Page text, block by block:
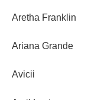
Aretha Franklin
Ariana Grande
Avicii